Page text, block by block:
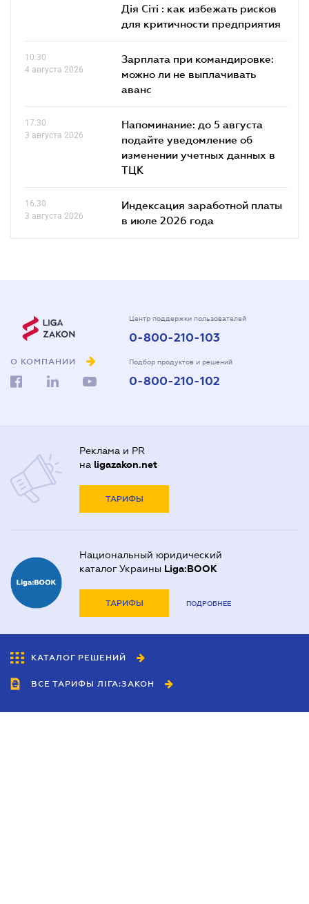
Дія Сіті : как избежать рисков
для критичности предприятия
10.30
4 августа 2026
Зарплата при командировке:
можно ли не выплачивать
аванс
17.30
3 августа 2026
Напоминание: до 5 августа
подайте уведомление об
изменении учетных данных в
ТЦК
16.30
3 августа 2026
Индексация заработной платы
в июле 2026 года
О КОМПАНИИ
Центр поддержки пользователей
0-800-210-103
Подбор продуктов и решений
0-800-210-102
Реклама и PR
на ligazakon.net
ТАРИФЫ
Национальный юридический
каталог Украины Liga:BOOK
ТАРИФЫ ПОДРОБНЕЕ
КАТАЛОГ РЕШЕНИЙ
ВСЕ ТАРИФЫ ЛІГА:ЗАКОН